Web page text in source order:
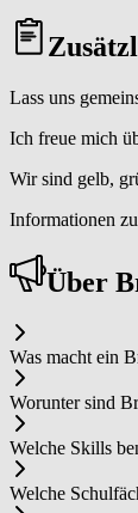
Lass uns
Ich freue mich
Wir sind gelb,
Informationen
Über
Was macht ein
Worunter sind
Welche Skills
Welche